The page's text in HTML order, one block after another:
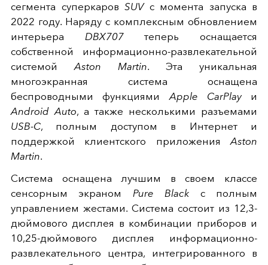
сегмента суперкаров SUVс момента запуска в
2022 году. Наряду с комплексным обновлением
интерьера DBX707теперь оснащается
собственной информационно-развлекательной
системойAston Martin. Эта уникальная
многоэкранная система оснащена
беспроводными функциямиApple CarPlayи
Android Auto, а также несколькими разъемами
USB-C, полным доступом в Интернет и
поддержкой клиентского приложенияAston
Martin.
Система оснащена лучшим в своем классе
сенсорным экраном Pure Black с полным
управлением жестами. Система состоит из 12,3-
дюймового дисплея в комбинации приборов и
10,25-дюймового дисплея информационно-
развлекательного центра, интегрированного в